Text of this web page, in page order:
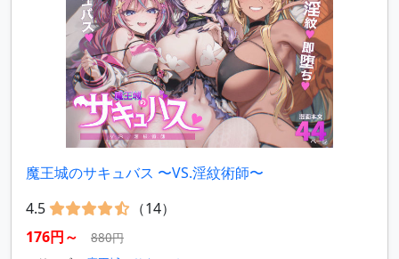
魔王城のサキュバス 〜VS.淫紋術師〜
4.5
（14）
176円～
880円